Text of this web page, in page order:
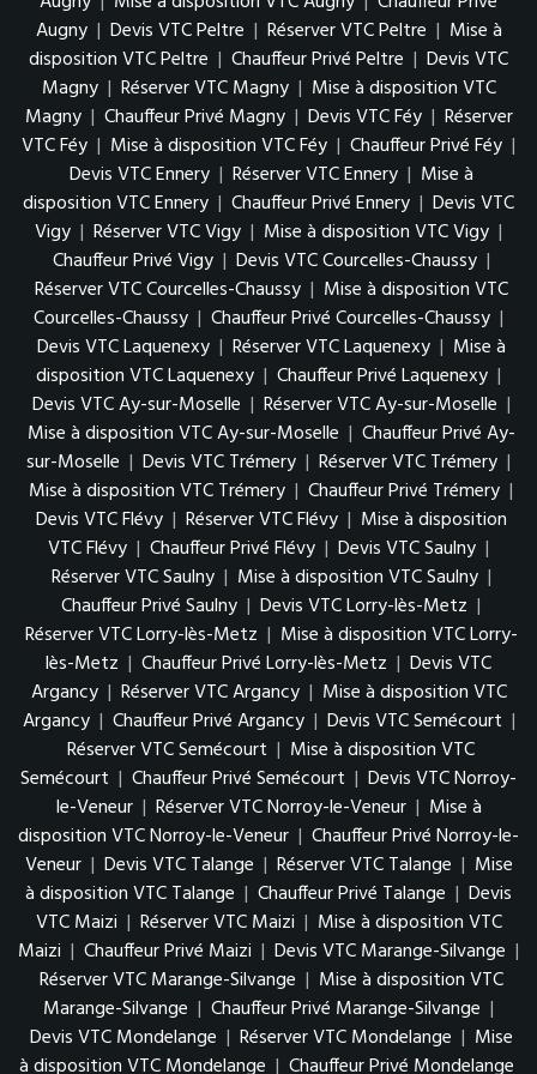
Augny | Devis VTC Peltre | Réserver VTC Peltre | Mise à
disposition VTC Peltre | Chauffeur Privé Peltre | Devis VTC
Magny | Réserver VTC Magny | Mise à disposition VTC
Magny | Chauffeur Privé Magny | Devis VTC Féy | Réserver
VTC Féy | Mise à disposition VTC Féy | Chauffeur Privé Féy |
Devis VTC Ennery | Réserver VTC Ennery | Mise à
disposition VTC Ennery | Chauffeur Privé Ennery | Devis VTC
Vigy | Réserver VTC Vigy | Mise à disposition VTC Vigy |
Chauffeur Privé Vigy | Devis VTC Courcelles-Chaussy |
Réserver VTC Courcelles-Chaussy | Mise à disposition VTC
Courcelles-Chaussy | Chauffeur Privé Courcelles-Chaussy |
Devis VTC Laquenexy | Réserver VTC Laquenexy | Mise à
disposition VTC Laquenexy | Chauffeur Privé Laquenexy |
Devis VTC Ay-sur-Moselle | Réserver VTC Ay-sur-Moselle |
Mise à disposition VTC Ay-sur-Moselle | Chauffeur Privé Ay-
sur-Moselle | Devis VTC Trémery | Réserver VTC Trémery |
Mise à disposition VTC Trémery | Chauffeur Privé Trémery |
Devis VTC Flévy | Réserver VTC Flévy | Mise à disposition
VTC Flévy | Chauffeur Privé Flévy | Devis VTC Saulny |
Réserver VTC Saulny | Mise à disposition VTC Saulny |
Chauffeur Privé Saulny | Devis VTC Lorry-lès-Metz |
Réserver VTC Lorry-lès-Metz | Mise à disposition VTC Lorry-
lès-Metz | Chauffeur Privé Lorry-lès-Metz | Devis VTC
Argancy | Réserver VTC Argancy | Mise à disposition VTC
Argancy | Chauffeur Privé Argancy | Devis VTC Semécourt |
Réserver VTC Semécourt | Mise à disposition VTC
Semécourt | Chauffeur Privé Semécourt | Devis VTC Norroy-
le-Veneur | Réserver VTC Norroy-le-Veneur | Mise à
disposition VTC Norroy-le-Veneur | Chauffeur Privé Norroy-le-
Veneur | Devis VTC Talange | Réserver VTC Talange | Mise
à disposition VTC Talange | Chauffeur Privé Talange | Devis
VTC Maizi | Réserver VTC Maizi | Mise à disposition VTC
Maizi | Chauffeur Privé Maizi | Devis VTC Marange-Silvange |
Réserver VTC Marange-Silvange | Mise à disposition VTC
Marange-Silvange | Chauffeur Privé Marange-Silvange |
Devis VTC Mondelange | Réserver VTC Mondelange | Mise
à disposition VTC Mondelange | Chauffeur Privé Mondelange